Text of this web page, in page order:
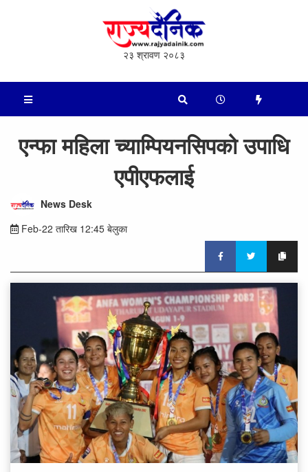
२३ श्रावण २०८३
एन्फा महिला च्याम्पियनसिपको उपाधि
एपीएफलाई
News Desk
Feb-22 तारिख 12:45 बेलुका